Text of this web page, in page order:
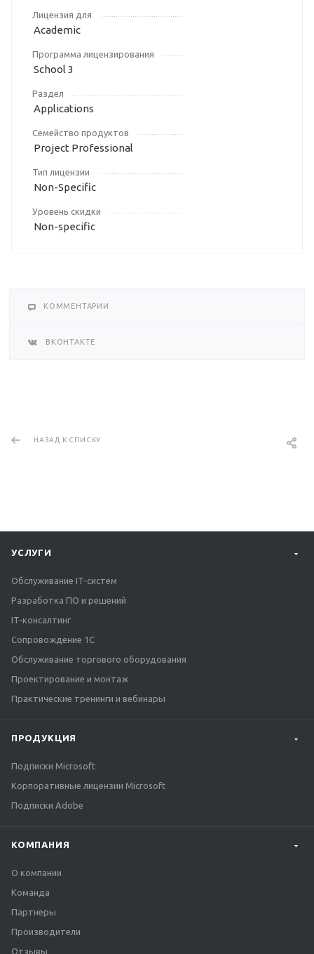
Лицензия для
Academic
Программа лицензирования
School 3
Раздел
Applications
Семейство продуктов
Project Professional
Тип лицензии
Non-Specific
Уровень скидки
Non-specific
КОММЕНТАРИИ
ВКОНТАКТЕ
НАЗАД К СПИСКУ
УСЛУГИ
Обслуживание IT-систем
Разработка ПО и решений
IT-консалтинг
Сопровождение 1С
Обслуживание торгового оборудования
Проектирование и монтаж
Практические тренинги и вебинары
ПРОДУКЦИЯ
Подписки Microsoft
Корпоративные лицензии Microsoft
Подписки Adobe
КОМПАНИЯ
О компании
Команда
Партнеры
Производители
Отзывы